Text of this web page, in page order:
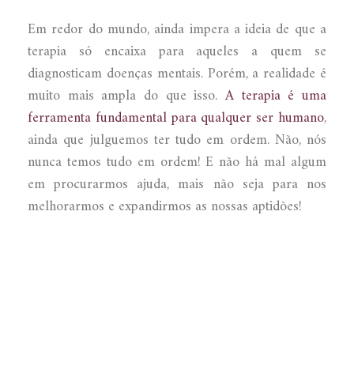
Em redor do mundo, ainda impera a ideia de que a
terapia só encaixa para aqueles a quem se
diagnosticam doenças mentais. Porém, a realidade é
muito mais ampla do que isso.A terapia é uma
ferramenta fundamental para qualquer ser humano,
ainda que julguemos ter tudo em ordem. Não, nós
nunca temos tudo em ordem! E não há mal algum
em procurarmos ajuda, mais não seja para nos
melhorarmos e expandirmos as nossas aptidões!